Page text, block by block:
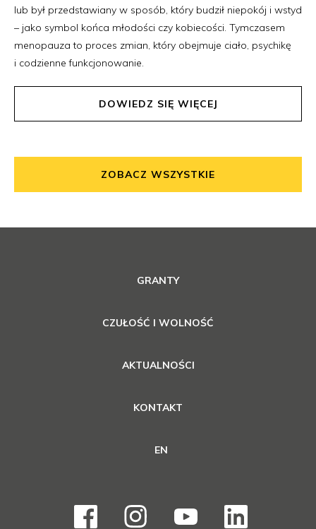
lub był przedstawiany w sposób, który budził niepokój i wstyd
– jako symbol końca młodości czy kobiecości. Tymczasem
menopauza to proces zmian, który obejmuje ciało, psychikę
i codzienne funkcjonowanie.
DOWIEDZ SIĘ WIĘCEJ
ZOBACZ WSZYSTKIE
GRANTY
CZUŁOŚĆ I WOLNOŚĆ
AKTUALNOŚCI
KONTAKT
EN